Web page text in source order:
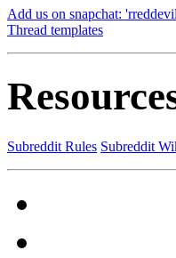
Add us on snapchat:
Thread templates
Subreddit Rules Subreddit